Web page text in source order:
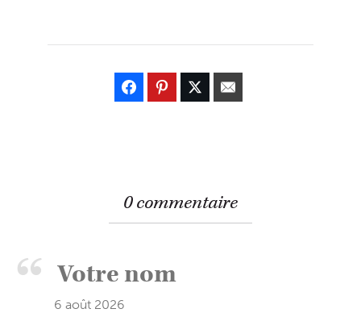
0 commentaire
6 août 2026